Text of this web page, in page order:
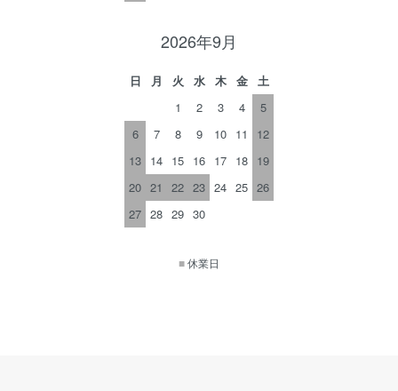
2026年9月
日 月 火 水 木 金
土
1
2 3 4
5
6
7 8 9 10 11
12
13 14 15 16 17 18 19
20 21 22 23 24 25 26
27 28 29 30
■休業日